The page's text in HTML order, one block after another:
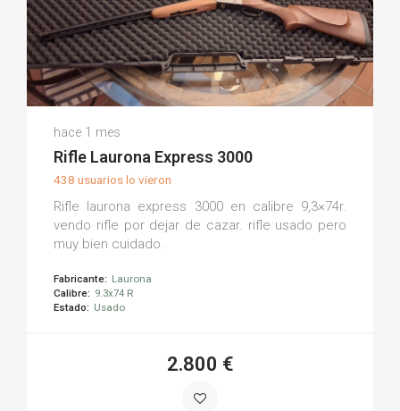
(0)
hace 1 mes
Rifle Laurona Express 3000
438 usuarios lo vieron
Rifle laurona express 3000 en calibre 9,3×74r.
vendo rifle por dejar de cazar. rifle usado pero
muy bien cuidado.
Fabricante: Laurona
Calibre: 9.3x74 R
Estado: Usado
2.800 €